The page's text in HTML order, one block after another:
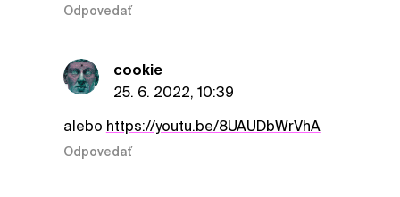
Odpovedať
cookie
25. 6. 2022, 10:39
alebo https://youtu.be/8UAUDbWrVhA
Odpovedať